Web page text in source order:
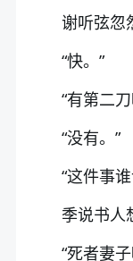
谢听弦忽
“快。”
“有第二
“没有。”
“这件事
季说书人
“死者妻